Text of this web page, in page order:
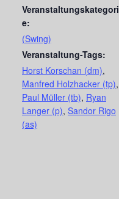
Veranstaltungskategori
e:
(Swing)
Veranstaltung-Tags:
Horst Korschan (dm),
Manfred Holzhacker (tp),
Paul Müller (tb), Ryan
Langer (p), Sandor Rigo
(as)